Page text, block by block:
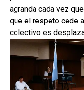
agranda cada vez
que el respeto cede
colectivo es